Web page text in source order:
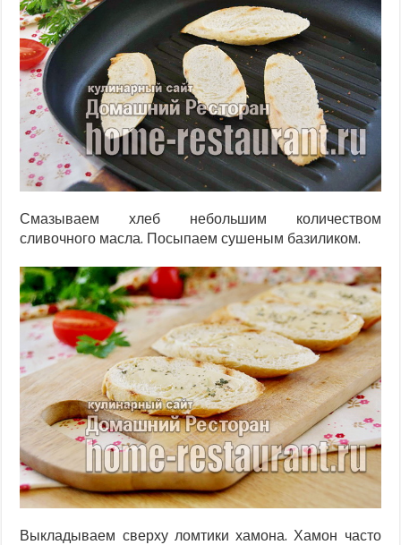
Смазываем хлеб небольшим количеством
сливочного масла. Посыпаем сушеным базиликом.
Выкладываем сверху ломтики хамона. Хамон часто